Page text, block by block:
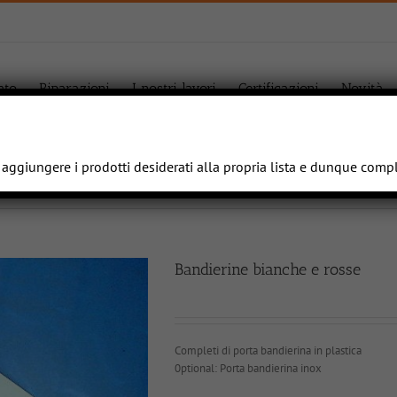
Riparazioni I nostri lavori Certificazioni Novità
Bandierine bianche e rosse
Completi di porta bandierina in plastica
0ptional: Porta bandierina inox
i prodotti desiderati alla propria lista e dunque